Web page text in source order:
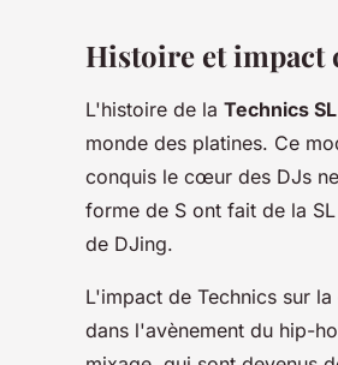
Histoire et impact
L'histoire de la Technics
monde des platines. Ce
conquis le cœur des DJs
forme de S ont fait de la
de DJing.
L'impact de Technics sur
dans l'avènement du hip-